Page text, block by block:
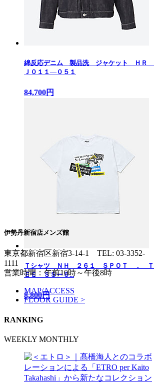
綿反応デニム 製品洗 ジャケット ＨＲ
Ｊ０１１—０５１
84,700円
Ｔシャツ ＮＨ ２６１ ＳＰＯＴ ． Ｔ
ＥＥ ＳＳー６...
8,800円
伊勢丹新宿店メンズ館
東京都新宿区新宿3-14-1 TEL: 03-3352-
1111
営業時間：午前10時～午後8時
MAP/ACCESS
FLOOR GUIDE >
RANKING
WEEKLY MONTHLY